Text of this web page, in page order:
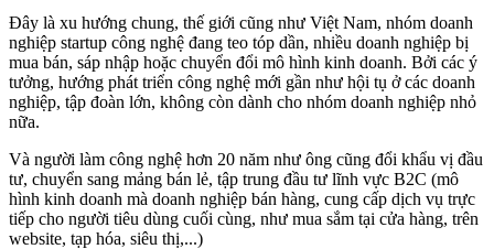
Đây là xu hướng chung, thế giới cũng như Việt Nam, nhóm doanh
nghiệp startup công nghệ đang teo tóp dần, nhiều doanh nghiệp bị
mua bán, sáp nhập hoặc chuyển đổi mô hình kinh doanh. Bởi các ý
tưởng, hướng phát triển công nghệ mới gần như hội tụ ở các doanh
nghiệp, tập đoàn lớn, không còn dành cho nhóm doanh nghiệp nhỏ
nữa.
Và người làm công nghệ hơn 20 năm như ông cũng đổi khẩu vị đầu
tư, chuyển sang mảng bán lẻ, tập trung đầu tư lĩnh vực B2C (mô
hình kinh doanh mà doanh nghiệp bán hàng, cung cấp dịch vụ trực
tiếp cho người tiêu dùng cuối cùng, như mua sắm tại cửa hàng, trên
website, tạp hóa, siêu thị,...)